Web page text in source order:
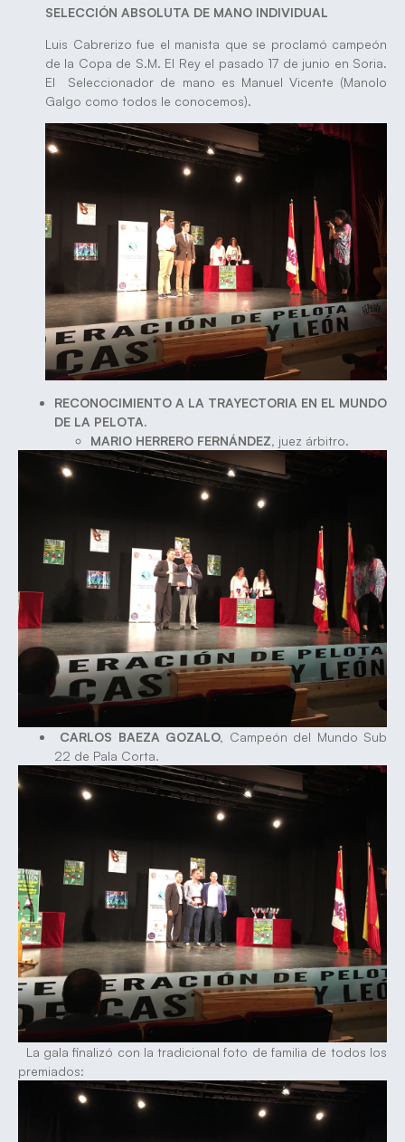
SELECCIÓN ABSOLUTA DE MANO INDIVIDUAL
Luis Cabrerizo fue el manista que se proclamó campeón
de la Copa de S.M. El Rey el pasado 17 de junio en Soria.
El Seleccionador de mano es Manuel Vicente (Manolo
Galgo como todos le conocemos).
RECONOCIMIENTO A LA TRAYECTORIA EN EL MUNDO
DE LA PELOTA.
MARIO HERRERO FERNÁNDEZ, juez árbitro.
CARLOS BAEZA GOZALO, Campeón del Mundo Sub
22 de Pala Corta.
La gala finalizó con la tradicional foto de familia de todos los
premiados: